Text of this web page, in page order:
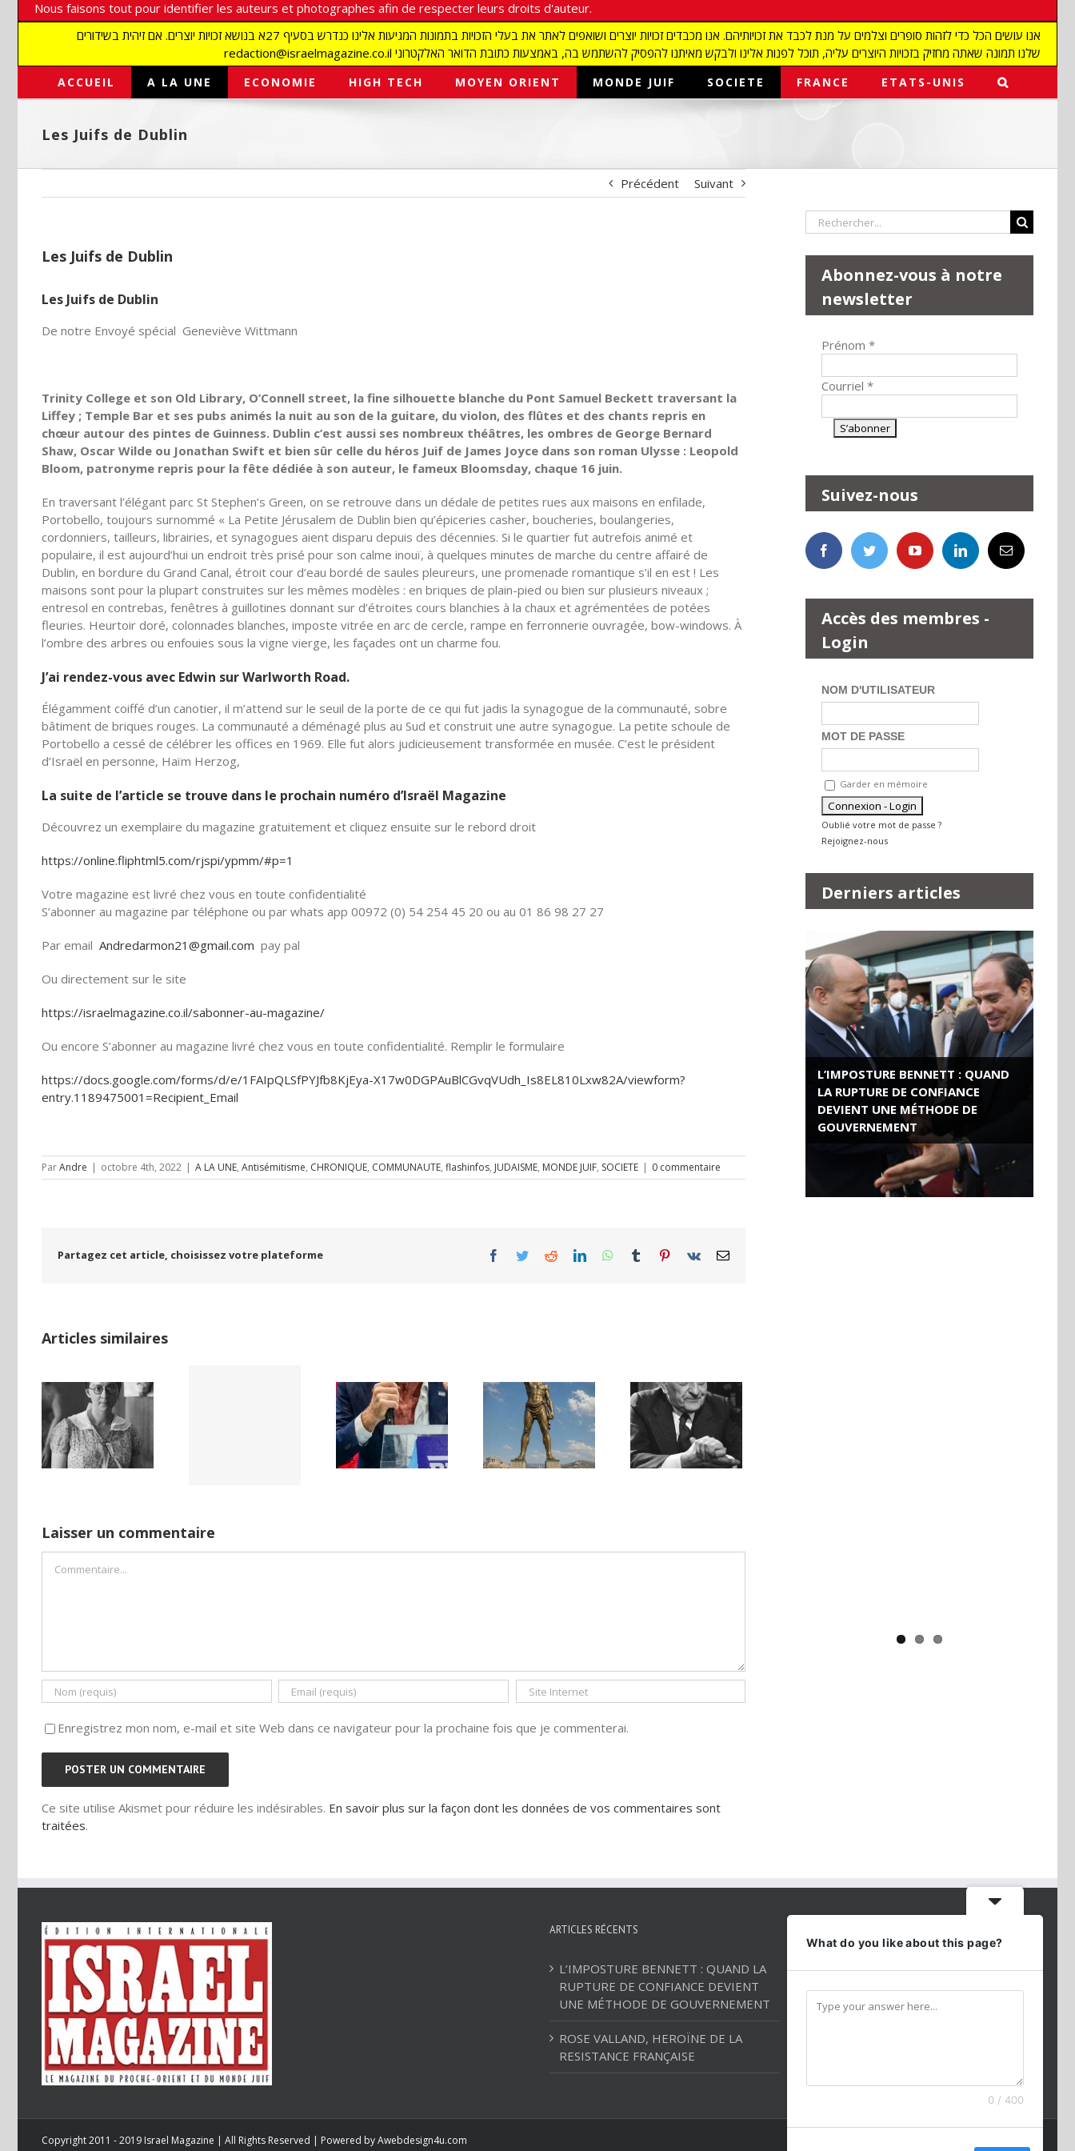
Nous faisons tout pour identifier les auteurs et photographes afin de respecter leurs droits d'auteur.
אנו עושים הכל כדי לזהות סופרים וצלמים על מנת לכבד את זכויותיהם. אנו מכבדים זכויות יוצרים ושואפים לאתר את בעלי הזכויות בתמונות המגיעות אלינו כנדרש בסעיף 27א בנושא זכויות יוצרים. אם זיהית בשידורים
redaction@israelmagazine.co.il שלנו תמונה שאתה מחזיק בזכויות היוצרים עליה, תוכל לפנות אלינו ולבקש מאיתנו להפסיק להשתמש בה, באמצעות כתובת הדואר האלקטרוני
ACCUEIL A LA UNE ECONOMIE HIGH TECH MOYEN ORIENT MONDE JUIF SOCIETE FRANCE ETATS-UNIS
Les Juifs de Dublin
Précédent Suivant
Les Juifs de Dublin
Les Juifs de Dublin
De notre Envoyé spécial Geneviève Wittmann
Trinity College et son Old Library, O’Connell street, la fine silhouette blanche du Pont Samuel Beckett traversant la
Liffey ; Temple Bar et ses pubs animés la nuit au son de la guitare, du violon, des flûtes et des chants repris en
chœur autour des pintes de Guinness. Dublin c’est aussi ses nombreux théâtres, les ombres de George Bernard
Shaw, Oscar Wilde ou Jonathan Swift et bien sûr celle du héros Juif de James Joyce dans son roman Ulysse : Leopold
Bloom, patronyme repris pour la fête dédiée à son auteur, le fameux Bloomsday, chaque 16 juin.
En traversant l’élégant parc St Stephen’s Green, on se retrouve dans un dédale de petites rues aux maisons en enfilade,
Portobello, toujours surnommé « La Petite Jérusalem de Dublin bien qu’épiceries casher, boucheries, boulangeries,
cordonniers, tailleurs, librairies, et synagogues aient disparu depuis des décennies. Si le quartier fut autrefois animé et
populaire, il est aujourd’hui un endroit très prisé pour son calme inouï, à quelques minutes de marche du centre affairé de
Dublin, en bordure du Grand Canal, étroit cour d’eau bordé de saules pleureurs, une promenade romantique s’il en est ! Les
maisons sont pour la plupart construites sur les mêmes modèles : en briques de plain-pied ou bien sur plusieurs niveaux ;
entresol en contrebas, fenêtres à guillotines donnant sur d’étroites cours blanchies à la chaux et agrémentées de potées
fleuries. Heurtoir doré, colonnades blanches, imposte vitrée en arc de cercle, rampe en ferronnerie ouvragée, bow-windows. À
l’ombre des arbres ou enfouies sous la vigne vierge, les façades ont un charme fou.
J’ai rendez-vous avec Edwin sur Warlworth Road.
Élégamment coiffé d’un canotier, il m’attend sur le seuil de la porte de ce qui fut jadis la synagogue de la communauté, sobre
bâtiment de briques rouges. La communauté a déménagé plus au Sud et construit une autre synagogue. La petite schoule de
Portobello a cessé de célébrer les offices en 1969. Elle fut alors judicieusement transformée en musée. C’est le président
d’Israël en personne, Haïm Herzog,
La suite de l’article se trouve dans le prochain numéro d’Israël Magazine
Découvrez un exemplaire du magazine gratuitement et cliquez ensuite sur le rebord droit
https://online.fliphtml5.com/rjspi/ypmm/#p=1
Votre magazine est livré chez vous en toute confidentialité
S’abonner au magazine par téléphone ou par whats app 00972 (0) 54 254 45 20 ou au 01 86 98 27 27
Par email Andredarmon21@gmail.com pay pal
Ou directement sur le site
https://israelmagazine.co.il/sabonner-au-magazine/
Ou encore S’abonner au magazine livré chez vous en toute confidentialité. Remplir le formulaire
https://docs.google.com/forms/d/e/1FAIpQLSfPYJfb8KjEya-X17w0DGPAuBlCGvqVUdh_Is8EL810Lxw82A/viewform?
entry.1189475001=Recipient_Email
ParAndre | octobre 4th, 2022 | A LA UNE, Antisémitisme, CHRONIQUE, COMMUNAUTE, flashinfos, JUDAISME, MONDE JUIF, SOCIETE | 0 commentaire
Partagez cet article, choisissez votre plateforme Facebook
TwitterRedditLinkedInWhatsApp
Tumblr Pinterest
Vk Email
Articles similaires
Netflix Field of
Dreams (1989)
Ile de Rhodes ;
un foyer juif
déserté
Une lettre
inédite de
Malraux sur
l’État d’Israël |
PAR « LA REGLE
Laisser un commentaire
Enregistrez mon nom, e-mail et site Web dans ce navigateur pour la prochaine fois que je commenterai.
Ce site utilise Akismet pour réduire les indésirables. En savoir plus sur la façon dont les données de vos commentaires sont
traitées.
Rechercher:
Abonnez-vous à notre
newsletter
Prénom *
Courriel *
Suivez-nous
Accès des membres -
Login
NOM D'UTILISATEUR
MOT DE PASSE
Garder en mémoire
Oublié votre mot de passe ?
Rejoignez-nous
Derniers articles
L’IMPOSTURE BENNETT : QUAND
LA RUPTURE DE CONFIANCE
DEVIENT UNE MÉTHODE DE
GOUVERNEMENT
ROSE VALLAND, HEROÏNE DE LA
RESISTANCE FRANÇAISE
ARTICLES RÉCENTS
L’IMPOSTURE BENNETT : QUAND LA
RUPTURE DE CONFIANCE DEVIENT
UNE MÉTHODE DE GOUVERNEMENT
ROSE VALLAND, HEROÏNE DE LA
RESISTANCE FRANÇAISE
Téléphone:01 86 98 27 27
Mobile:054 2544520
Email:andredarmon78@gmail.com
Copyright 2011 - 2019 Israel Magazine | All Rights Reserved | Powered byAwebdesign4u.com
What do you like about this page?
0 / 400